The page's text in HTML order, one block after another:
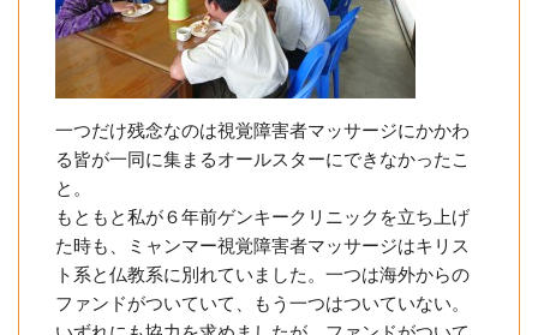
一つだけ残念なのは視覚障害者マッサージにかかわ
る皆が一同に集まるオールスターにできなかったこ
と。
もともと私が６年前ゲンキークリニックを立ち上げ
た時も、ミャンマー視覚障害者マッサージはキリス
ト系と仏教系に別れていました。一つは海外からの
ファンドがついていて、もう一つはついていない。